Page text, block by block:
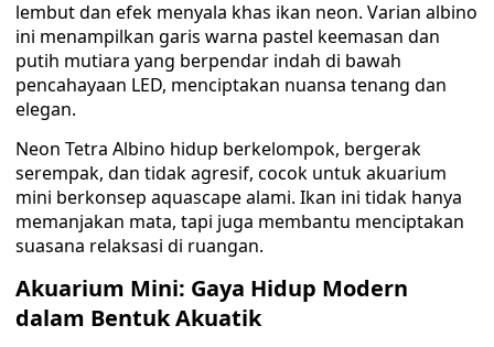
lembut dan efek menyala khas ikan neon. Varian albino
ini menampilkan garis warna pastel keemasan dan
putih mutiara yang berpendar indah di bawah
pencahayaan LED, menciptakan nuansa tenang dan
elegan.
Neon Tetra Albino hidup berkelompok, bergerak
serempak, dan tidak agresif, cocok untuk akuarium
mini berkonsep aquascape alami. Ikan ini tidak hanya
memanjakan mata, tapi juga membantu menciptakan
suasana relaksasi di ruangan.
Akuarium Mini: Gaya Hidup Modern
dalam Bentuk Akuatik